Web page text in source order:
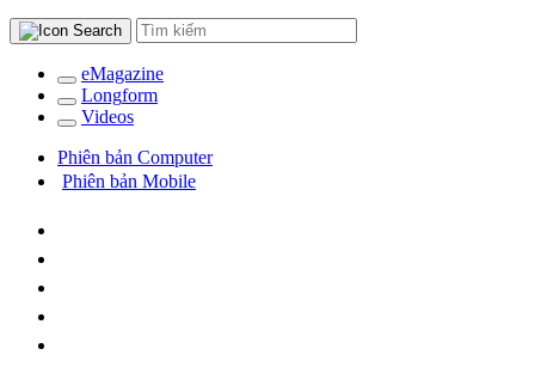
eMagazine
Longform
Videos
Phiên bản Computer
Phiên bản Mobile